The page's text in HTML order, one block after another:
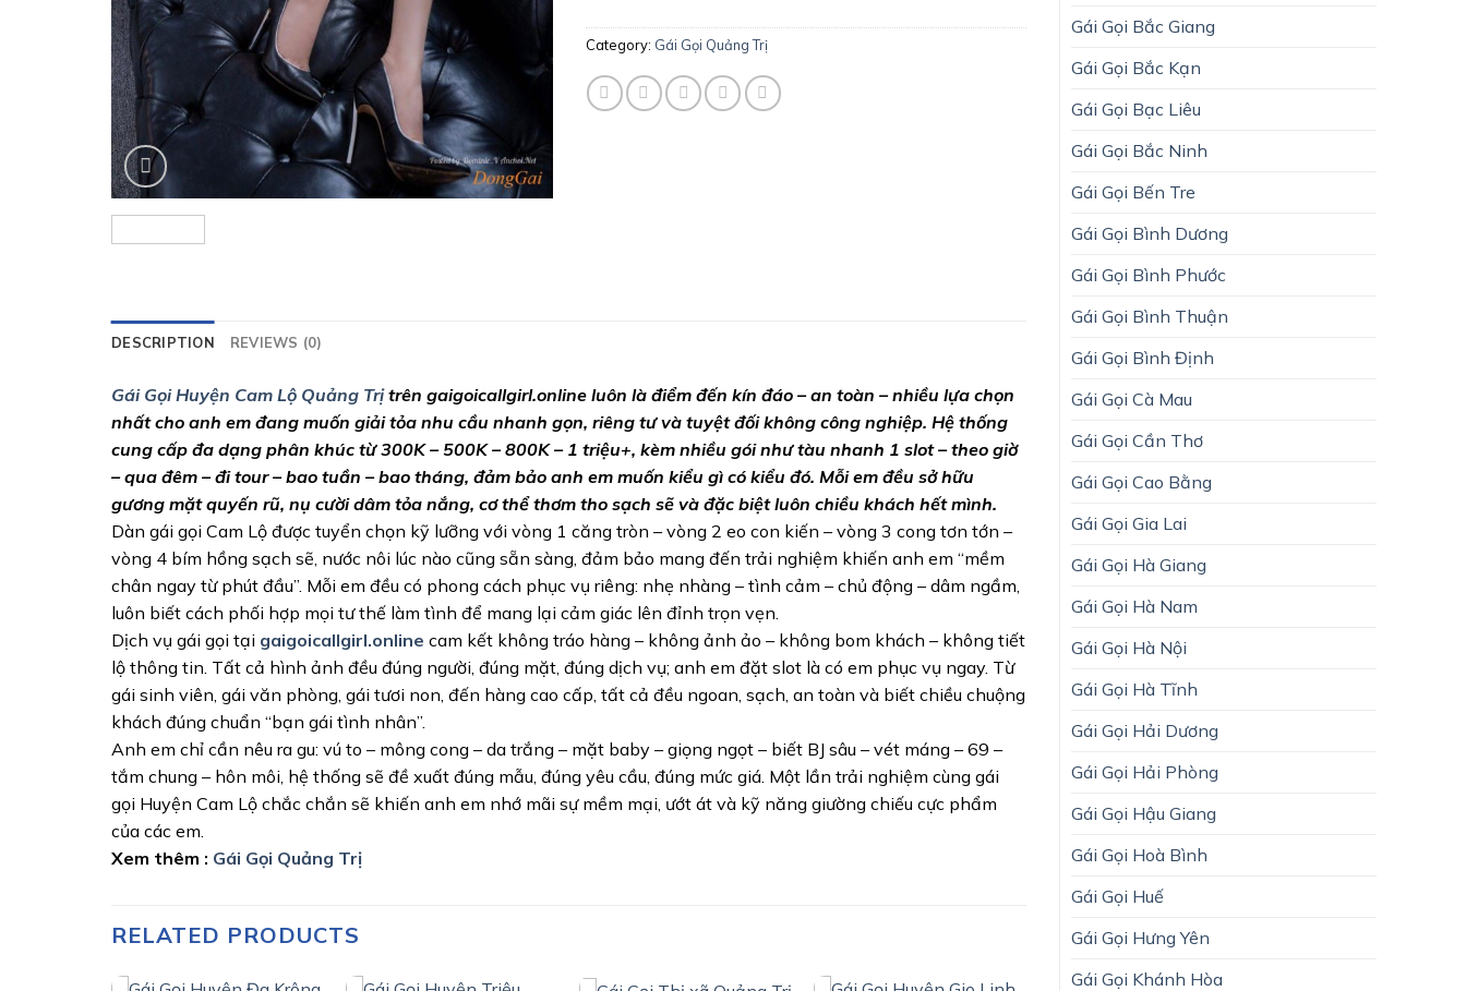
Gái Gọi Bắc Giang
Gái Gọi Bắc Kạn
Gái Gọi Bạc Liêu
Gái Gọi Bắc Ninh
Gái Gọi Bến Tre
Gái Gọi Bình Dương
Gái Gọi Bình Phước
Gái Gọi Bình Thuận
Gái Gọi Bình Định
Gái Gọi Cà Mau
Gái Gọi Cần Thơ
Gái Gọi Cao Bằng
Gái Gọi Gia Lai
Gái Gọi Hà Giang
Gái Gọi Hà Nam
Gái Gọi Hà Nội
Gái Gọi Hà Tĩnh
Gái Gọi Hải Dương
Gái Gọi Hải Phòng
Gái Gọi Hậu Giang
Gái Gọi Hoà Bình
Gái Gọi Huế
Gái Gọi Hưng Yên
Gái Gọi Khánh Hòa
Category: Gái Gọi Quảng Trị
DESCRIPTION REVIEWS (0)
Gái Gọi Huyện Cam Lộ Quảng Trịtrên gaigoicallgirl.online luôn là điểm đến kín đáo – an toàn – nhiều lựa chọn
nhất cho anh em đang muốn giải tỏa nhu cầu nhanh gọn, riêng tư và tuyệt đối không công nghiệp. Hệ thống
cung cấp đa dạng phân khúc từ 300K – 500K – 800K – 1 triệu+, kèm nhiều gói như tàu nhanh 1 slot – theo giờ
– qua đêm – đi tour – bao tuần – bao tháng, đảm bảo anh em muốn kiểu gì có kiểu đó. Mỗi em đều sở hữu
gương mặt quyến rũ, nụ cười dâm tỏa nắng, cơ thể thơm tho sạch sẽ và đặc biệt luôn chiều khách hết mình.
Dàn gái gọi Cam Lộ được tuyển chọn kỹ lưỡng với vòng 1 căng tròn – vòng 2 eo con kiến – vòng 3 cong tơn tớn –
vòng 4 bím hồng sạch sẽ, nước nôi lúc nào cũng sẵn sàng, đảm bảo mang đến trải nghiệm khiến anh em “mềm
chân ngay từ phút đầu”. Mỗi em đều có phong cách phục vụ riêng: nhẹ nhàng – tình cảm – chủ động – dâm ngầm,
luôn biết cách phối hợp mọi tư thế làm tình để mang lại cảm giác lên đỉnh trọn vẹn.
Dịch vụ gái gọi tại gaigoicallgirl.online cam kết không tráo hàng – không ảnh ảo – không bom khách – không tiết
lộ thông tin. Tất cả hình ảnh đều đúng người, đúng mặt, đúng dịch vụ; anh em đặt slot là có em phục vụ ngay. Từ
gái sinh viên, gái văn phòng, gái tươi non, đến hàng cao cấp, tất cả đều ngoan, sạch, an toàn và biết chiều chuộng
khách đúng chuẩn “bạn gái tình nhân”.
Anh em chỉ cần nêu ra gu: vú to – mông cong – da trắng – mặt baby – giọng ngọt – biết BJ sâu – vét máng – 69 –
tắm chung – hôn môi, hệ thống sẽ đề xuất đúng mẫu, đúng yêu cầu, đúng mức giá. Một lần trải nghiệm cùng gái
gọi Huyện Cam Lộ chắc chắn sẽ khiến anh em nhớ mãi sự mềm mại, ướt át và kỹ năng giường chiếu cực phẩm
của các em.
Xem thêm : Gái Gọi Quảng Trị
RELATED PRODUCTS